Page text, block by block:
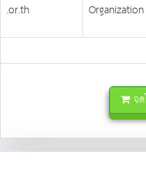
.or.th
Organization
จด